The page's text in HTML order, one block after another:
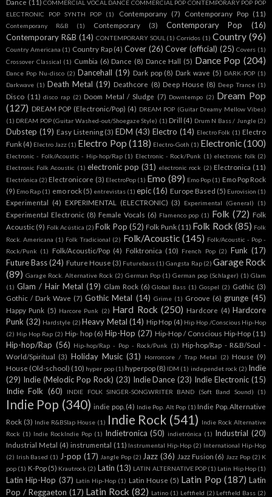
Dance (11) COMMERCIAL VOCAL DANCE COMMERCIAL POP CONTEMPORARY POP POP
ELECTRONIC POP SYNTH POP
(1) Contemporany (7) Contemporany Pop (11)
Contemporany R&B (1) Contemporary (3) Contemporary Pop
(16)
Contemporary R&B (14) CONTEMPORARY SOUL (1) Corridos (1) Country (96)
Country Americana (1) Country Rap (4) Cover (26) Cover (official) (25) Covers (1)
Crossover Classical (1) Cumbia (6) Dance (8) Dance Hall (5) Dance Pop (204)
Dance Pop Nu-disco (2) Dancehall (19) Dark pop (8) Dark wave (5) DARK-POP (1)
Darkwave (1) Death Metal (19) Deathcore (8) Deep House (8) Deep Trance (1)
Disco (11) disco rap (2) Doom Metal / Sludge (7) Downtempo (2) Dream Pop
(127) DREAM POP (Electronic/Pop) (4) DREAM POP (Guitar Dreamy Mellow Vibes)
(1) DREAM POP (Guitar Washed-out/Shoegaze Style) (1) Drill (4) Drum N Bass / Jungle (2)
Dubstep (19) Easy Listening (3) EDM (43) Electro (14) Electro Folk (1) Electro
Funk (4) Electro Jazz (1) Electro Pop (118) Electro-Goth (1) Electronic(100)
Electronic - Folk/Acoustic - Hip-hop/Rap (1) Electronic - Rock/Punk (1) electronic folk (2)
Electronic Folk Acoustic (1) electronic pop (31) electronic rock (2) Electronica (11)
Electrónica (2) Electronicore (3) ElectroPop (1) Emo (89) Emo Pop (1) Emo Pop Rock
(9) Emo Rap (1) emo rock (5) entrevistas (1) epic (16) Europe Based (5) Eurovision (1)
Experimental (4) EXPERIMENTAL (ELECTRONIC) (3) Experimental (General) (1)
Experimental Electronic (8) Female Vocals (6) Flamenco pop (1) Folk (72) Folk
Acoustic (9) Folk Acústica (2) Folk Pop (52) Folk Punk (11) Folk Rock (85) Folk
Rock. Americana (1) Folk Tradicional (2) Folk/Acoustic (145) Folk/Acoustic - Pop -
Rock/Punk (1) Folk/Acoustic/Pop (4) Folktronica (10) French Pop (2) Funk (17)
Future Bass (24) Future House (3) Futurebass (1) Gangsta Rap (2) Garage Rock
(89) Garage Rock. Alternative Rock (2) German Pop (1) German pop (Schlager) (1) Glam
(1) Glam / Hair Metal (19) Glam Rock (6) Global Bass (1) Gospel (2) Gothic (3)
Gothic / Dark Wave (7) Gothic Metal (14) Grime (1) Groove (6) grunge (45)
Happy Punk (5) Harcore Punk (2) Hard Rock (250) Hardcore (4) Hardcore
Punk (32) Hardstyle (2) Heavy Metal (14) Hip Hop (4) Hip Hop /Conscious Hip-Hop
(2) Hip Hop Rap (2) Hip- hop (6) Hip-Hop (27) Hip-Hop / Conscious Hip-Hop (11)
Hip-hop/Rap (56) Hip-hop/Rap - Pop - Rock/Punk (1) Hip-hop/Rap - R&B/Soul -
World/Spiritual (3) Holiday Music (31) Horrorcore / Trap Metal (2) House (9)
House (Old-school) (10) hyper pop (1) hyperpop (8) IDM (1) independet rock (2) Indie
(29) Indie (Melodic Pop Rock) (23) Indie Dance (23) Indie Electronic (15)
Indie Folk (60) INDIE FOLK SINGER-SONGWRITER BAND (Soft Band Sound) (1)
Indie Pop (340) indie pop. (4) Indie Pop. Alt Pop (1) Indie Pop. Alternative
Rock (3) Indie R&BSlap House (1) Indie Rock (541) Indie Rock Alternative
Rock (1) Indie RockIndie Pop (1) Indietronica (50) indietrónica (1) Industrial (20)
Industrial Metal (4) instrumental (11) Instrumental Hip-Hop (2) International Hip-Hop
(2) Irish Based (1) J-pop (17) Jangle Pop (2) Jazz (36) Jazz Fusion (6) Jazz Pop (2) K
pop (1) K-Pop (5) Krautrock (2) Latin (13) LATIN ALTERNATIVE POP (1) Latin Hip Hop (1)
Latin Hip-Hop (37) Latín Hip-Hop (1) Latin House (5) Latin Pop (187) Latin
Pop / Reggaeton (17) Latin Rock (82) Latino (1) Leftfield (2) Leftfield Bass (2)